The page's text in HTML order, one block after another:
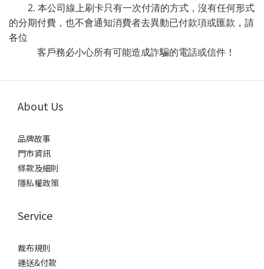
2. 本公司線上刷卡只有一次付清的方式，沒有任何形式
的分期付費，也不會通知消費者去異動已付款項或匯款，請
各位
客戶務必小心所有可能造成詐騙的電話或信件！
About Us
品牌故事
門市資訊
條款及細則
隱私權政策
Service
裁布規則
運送&付款